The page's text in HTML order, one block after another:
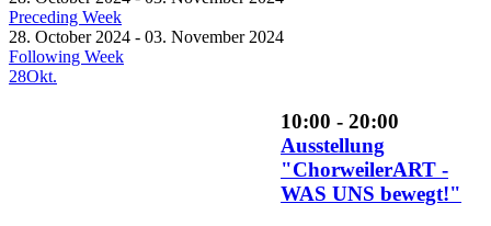
Preceding Week
28. October 2024 - 03. November 2024
Following Week
28Okt.
10:00 - 20:00
Ausstellung
"ChorweilerART -
WAS UNS bewegt!"